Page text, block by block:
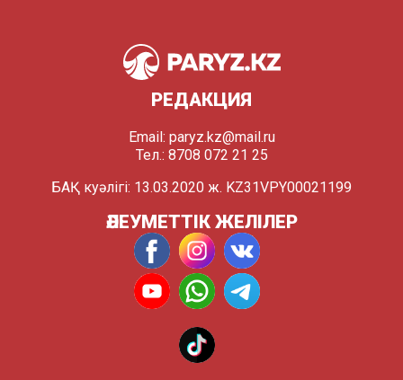
РЕДАКЦИЯ
Email: paryz.kz@mail.ru
Тел.: 8708 072 21 25
БАҚ куәлігі: 13.03.2020 ж. KZ31VPY00021199
ӘЛЕУМЕТТІК ЖЕЛІЛЕР